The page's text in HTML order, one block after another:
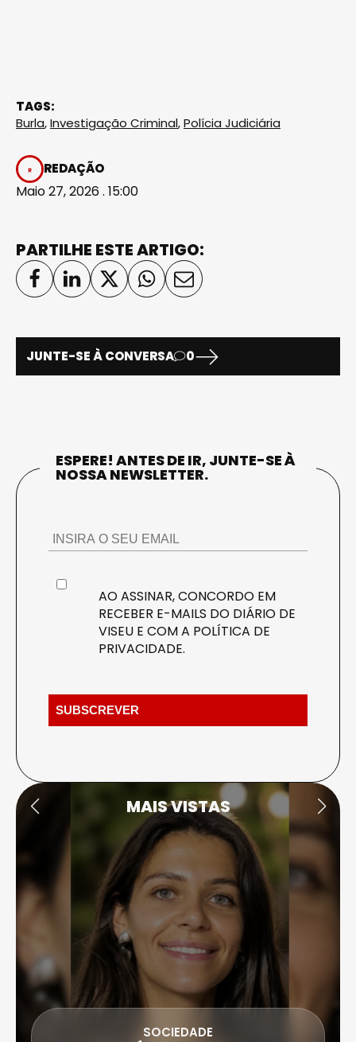
TAGS:
Burla,Investigação Criminal,Polícia Judiciária
REDAÇÃO
Maio 27, 2026 . 15:00
PARTILHE ESTE ARTIGO:
JUNTE-SE À CONVERSA 0
ESPERE! ANTES DE IR, JUNTE-SE À
NOSSA NEWSLETTER.
AO ASSINAR, CONCORDO EM
RECEBER E-MAILS DO DIÁRIO DE
VISEU E COM A POLÍTICA DE
PRIVACIDADE.
MAIS VISTAS
SOCIEDADE